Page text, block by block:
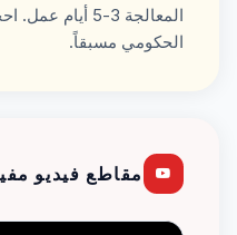
المعالجة 3-5
الحكومي مسبقاً.
مقاطع فيديو